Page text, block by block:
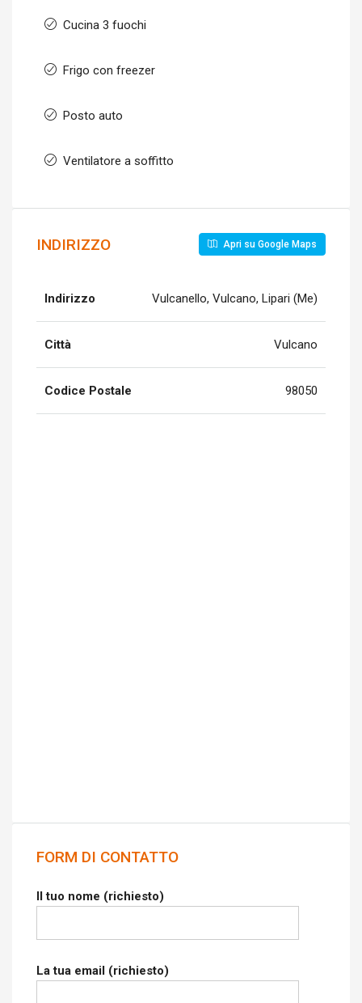
Cucina 3 fuochi
Frigo con freezer
Posto auto
Ventilatore a soffitto
INDIRIZZO Apri su Google Maps
Indirizzo Vulcanello, Vulcano, Lipari (Me)
Città Vulcano
Codice Postale 98050
FORM DI CONTATTO
Il tuo nome (richiesto)
La tua email (richiesto)